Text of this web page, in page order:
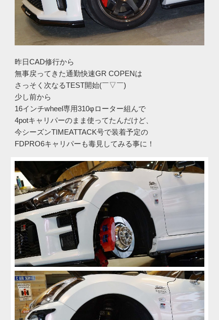
昨日CAD修行から
無事戻ってきた通勤快速GR COPENは
さっそく次なるTEST開始(￣▽￣)
少し前から
16インチwheel専用310φローター組んで
4potキャリパーのまま使ってたんだけど、
今シーズンTIMEATTACK号で装着予定の
FDPRO6キャリパーも毒見してみる事に！